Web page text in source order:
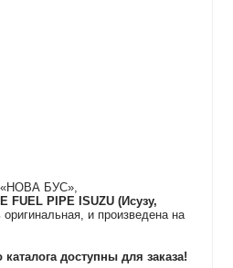
«НОВА БУС»,
FUEL PIPE ISUZU (Исузу,
оригинальная, и произведена на
каталога доступны для заказа!